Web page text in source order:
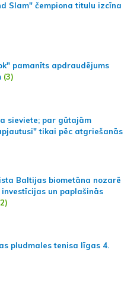
Slam" čempiona titulu izcīna
pamanīts apdraudējums
(3)
sieviete; par gūtajām
tikai pēc atgriešanās
Baltijas biometāna nozarē
un paplašinās
pludmales tenisa līgas 4.